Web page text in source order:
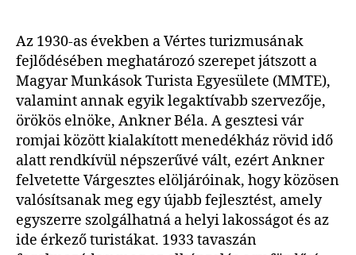
Az 1930-as években a Vértes turizmusának
fejlődésében meghatározó szerepet játszott a
Magyar Munkások Turista Egyesülete (MMTE),
valamint annak egyik legaktívabb szervezője,
örökös elnöke, Ankner Béla. A gesztesi vár
romjai között kialakított menedékház rövid idő
alatt rendkívül népszerűvé vált, ezért Ankner
felvetette Várgesztes elöljáróinak, hogy közösen
valósítsanak meg egy újabb fejlesztést, amely
egyszerre szolgálhatná a helyi lakosságot és az
ide érkező turistákat. 1933 tavaszán